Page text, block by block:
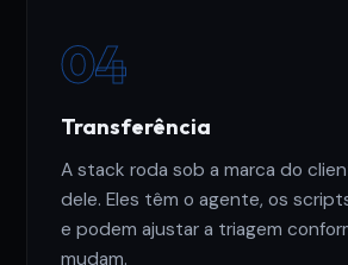
04
Transferência
A stack roda sob a marca do
dele. Eles têm o agente, os
e podem ajustar a triagem
mudam.